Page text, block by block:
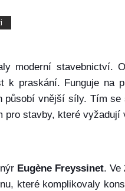
moderní stavebnictví.
praskání. Funguje na
vnější síly. Tím
stavby, které vyžadují
Eugène Freyssinet. Ve
které komplikovaly